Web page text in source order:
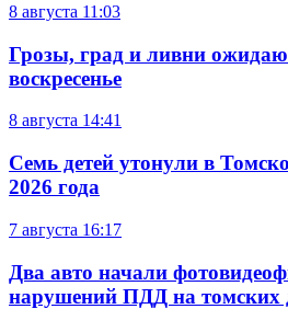
8 августа 11:03
Грозы, град и ливни
воскресенье
8 августа 14:41
Семь детей утонули в
2026 года
7 августа 16:17
Два авто начали
нарушений ПДД на томских